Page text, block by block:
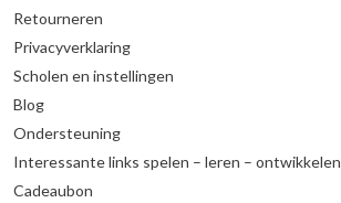
Retourneren
Privacyverklaring
Scholen en instellingen
Blog
Ondersteuning
Interessante links spelen – leren – ontwikkelen
Cadeaubon